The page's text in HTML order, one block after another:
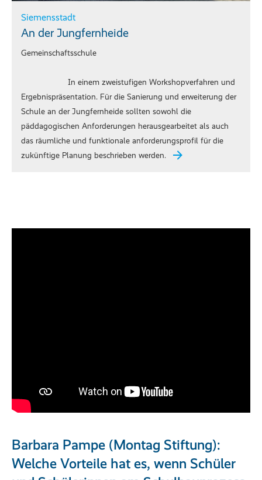
Siemensstadt
An der Jungfernheide
Gemeinschaftsschule
In einem zweistufigen Workshopverfahren und
Ergebnispräsentation. Für die Sanierung und erweiterung der
Schule an der Jungfernheide sollten sowohl die
päddagogischen Anforderungen herausgearbeitet als auch
das räumliche und funktionale anforderungsprofil für die
zukünftige Planung beschrieben werden.
Barbara Pampe (Montag Stiftung):
Welche Vorteile hat es, wenn Schüler